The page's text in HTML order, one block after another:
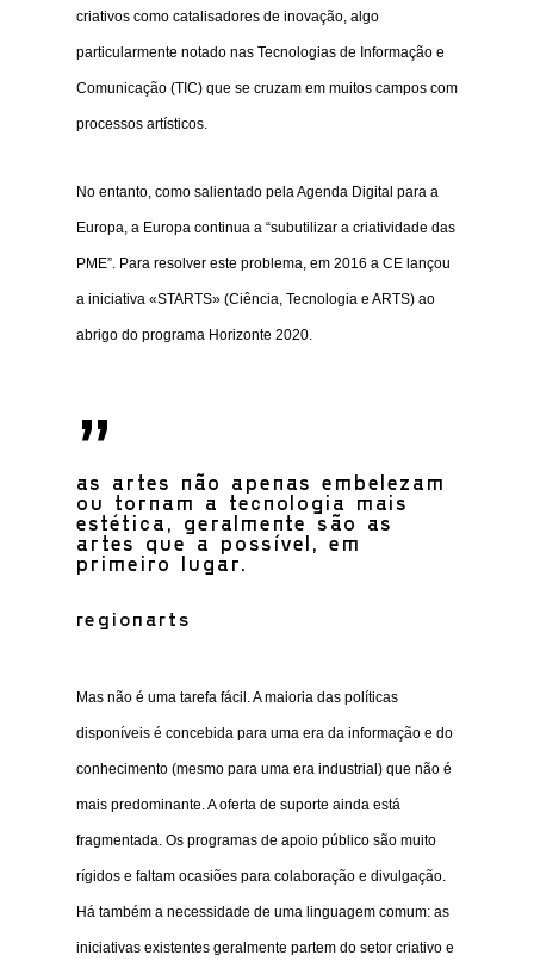
criativos como catalisadores de inovação, algo
particularmente notado nas Tecnologias de Informação e
Comunicação (TIC) que se cruzam em muitos campos com
processos artísticos.
No entanto, como salientado pela Agenda Digital para a
Europa, a Europa continua a “subutilizar a criatividade das
PME”. Para resolver este problema, em 2016 a CE lançou
a iniciativa «STARTS» (Ciência, Tecnologia e ARTS) ao
abrigo do programa Horizonte 2020.
”
as artes não apenas embelezam
ou tornam a tecnologia mais
estética, geralmente são as
artes que a possível, em
primeiro lugar.
regionarts
Mas não é uma tarefa fácil. A maioria das políticas
disponíveis é concebida para uma era da informação e do
conhecimento (mesmo para uma era industrial) que não é
mais predominante. A oferta de suporte ainda está
fragmentada. Os programas de apoio público são muito
rígidos e faltam ocasiões para colaboração e divulgação.
Há também a necessidade de uma linguagem comum: as
iniciativas existentes geralmente partem do setor criativo e